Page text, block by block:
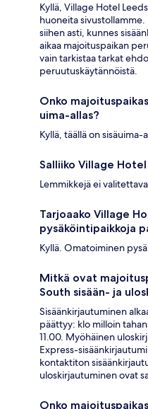
Kyllä, Village Hotel
huoneita
siihen asti, kunnes
aikaa majoituspaikan
vain tarkistaa tarkat
peruutuskäytännöistä.
Onko
uima-allas?
Kyllä, täällä on sisäuima-
Salliiko Village
Lemmikkejä ei
Tarjoaako Village
pysäköintipaikkoja
Kyllä. Omatoiminen
Mitkä ovat
South sisään- ja
Sisäänkirjautuminen
päättyy: klo milloin
11.00. Myöhäinen
Express-
kontaktiton
uloskirjautuminen ovat
Onko